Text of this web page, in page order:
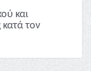
και
κατά τον